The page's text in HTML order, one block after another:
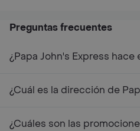
Preguntas frecuentes
¿Papa John's Express
¿Cuál es la dirección de
¿Cuáles son las